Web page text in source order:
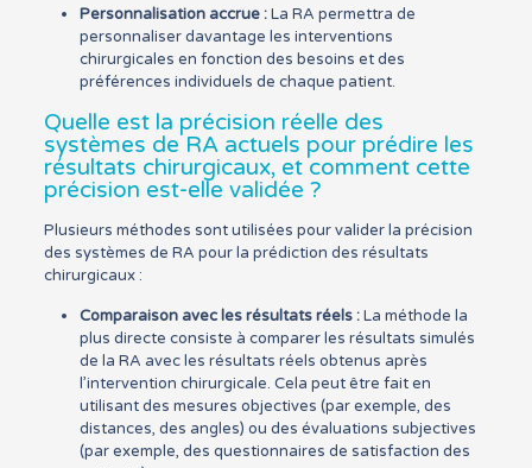
Personnalisation accrue :La RA permettra de
personnaliser davantage les interventions
chirurgicales en fonction des besoins et des
préférences individuels de chaque patient.
Quelle est la précision réelle des
systèmes de RA actuels pour prédire les
résultats chirurgicaux, et comment cette
précision est-elle validée ?
Plusieurs méthodes sont utilisées pour valider la précision
des systèmes de RA pour la prédiction des résultats
chirurgicaux :
Comparaison avec les résultats réels :La méthode la
plus directe consiste à comparer les résultats simulés
de la RA avec les résultats réels obtenus après
l’intervention chirurgicale. Cela peut être fait en
utilisant des mesures objectives (par exemple, des
distances, des angles) ou des évaluations subjectives
(par exemple, des questionnaires de satisfaction des